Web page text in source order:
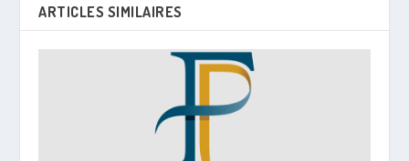
ARTICLES SIMILAIRES